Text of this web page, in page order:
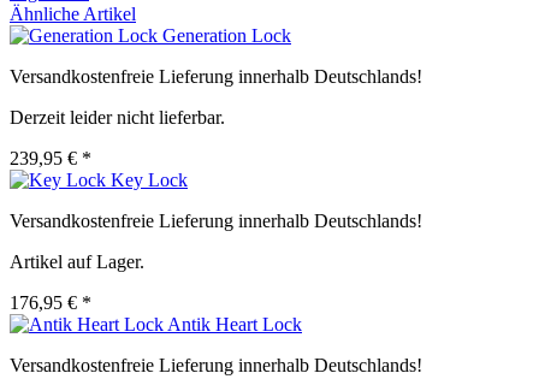
Ähnliche Artikel
Generation Lock
Versandkostenfreie Lieferung innerhalb Deutschlands!
Derzeit leider nicht lieferbar.
239,95 € *
Key Lock
Versandkostenfreie Lieferung innerhalb Deutschlands!
Artikel auf Lager.
176,95 € *
Antik Heart Lock
Versandkostenfreie Lieferung innerhalb Deutschlands!